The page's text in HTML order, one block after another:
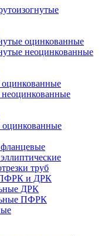
оцинкованные
неоцинкованные
оцинкованные
труб
ПФРК и ДРК
ДРК
ПФРК